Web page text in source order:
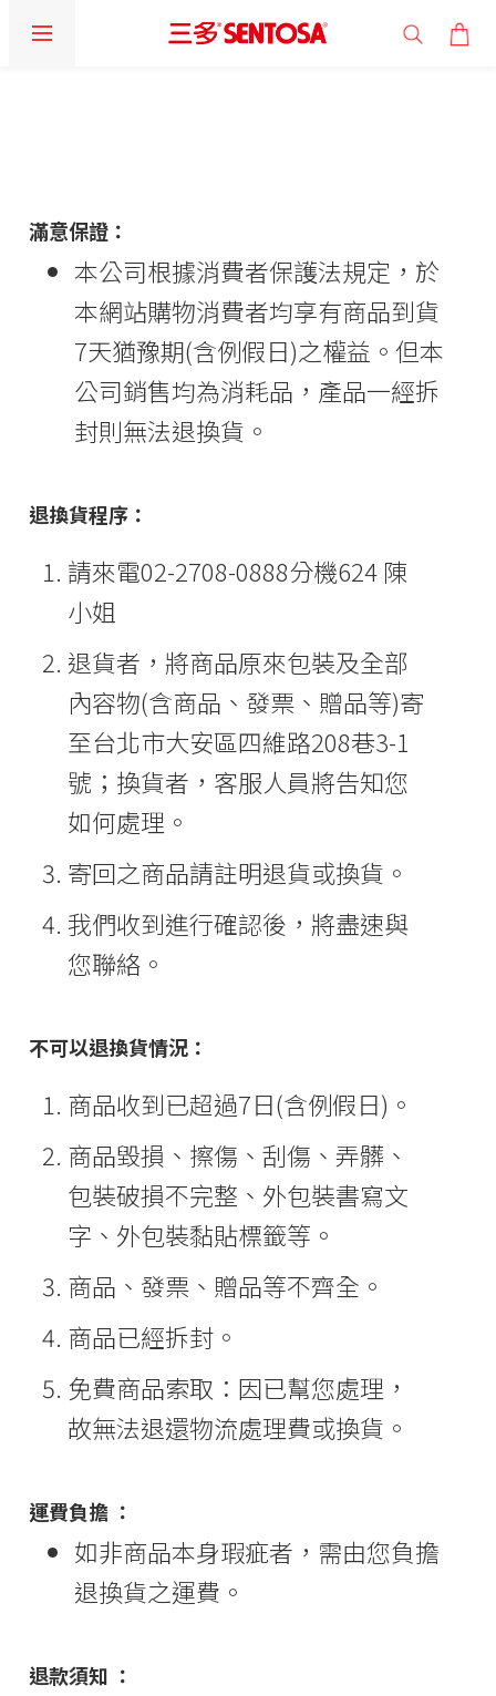
滿意保證：
本公司根據消費者保護法規定，於
本網站購物消費者均享有商品到貨
7天猶豫期(含例假日)之權益。但本
公司銷售均為消耗品，產品一經拆
封則無法退換貨。
退換貨程序：
請來電02-2708-0888分機624 陳
小姐
退貨者，將商品原來包裝及全部
內容物(含商品、發票、贈品等)寄
至台北市大安區四維路208巷3-1
號；換貨者，客服人員將告知您
如何處理。
寄回之商品請註明退貨或換貨。
我們收到進行確認後，將盡速與
您聯絡。
不可以退換貨情況：
商品收到已超過7日(含例假日)。
商品毀損、擦傷、刮傷、弄髒、
包裝破損不完整、外包裝書寫文
字、外包裝黏貼標籤等。
商品、發票、贈品等不齊全。
商品已經拆封。
免費商品索取：因已幫您處理，
故無法退還物流處理費或換貨。
運費負擔 ：
如非商品本身瑕疵者，需由您負擔
退換貨之運費。
退款須知 ：